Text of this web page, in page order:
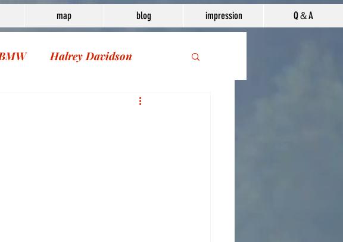
map blog impression Q＆A
Halrey Davidson